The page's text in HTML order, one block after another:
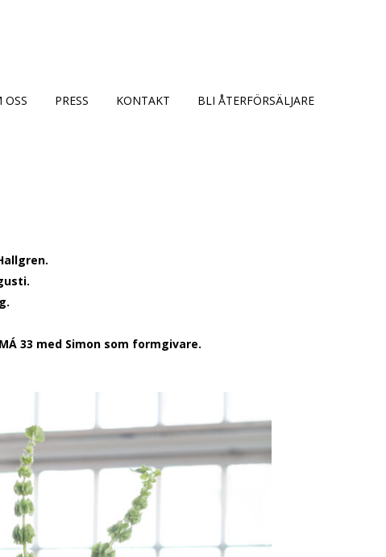
OSS PRESS KONTAKT BLI ÅTERFÖRSÄLJARE
33 med Simon som formgivare.